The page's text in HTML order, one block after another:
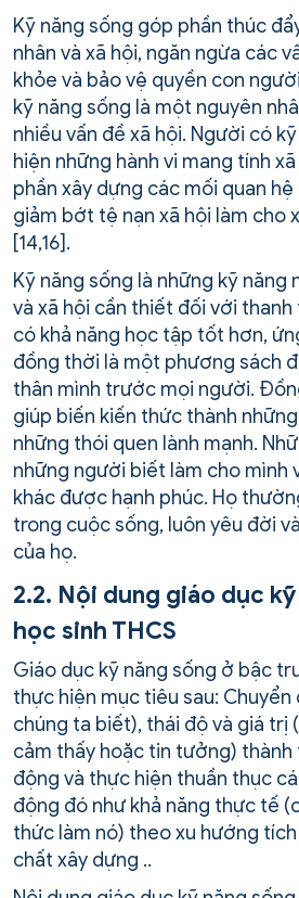
Kỹ năng sống góp phần thúc
nhân và xã hội, ngăn ngừa các
khỏe và bảo vệ quyền con
kỹ năng sống là một nguyên
nhiều vấn đề xã hội. Người có
hiện những hành vi mang tính
phần xây dựng các mối quan
giảm bớt tệ nạn xã hội làm cho
[14,16].
Kỹ năng sống là những kỹ năng
và xã hội cần thiết đối với
có khả năng học tập tốt hơn,
đồng thời là một phương sách
thân mình trước mọi người.
giúp biến kiến thức thành
những thói quen lành mạnh.
những người biết làm cho mình
khác được hạnh phúc. Họ
trong cuộc sống, luôn yêu đời
của họ.
2.2. Nội dung giáo dục
học sinh THCS
Giáo dục kỹ năng sống ở bậc
thực hiện mục tiêu sau:
chúng ta biết), thái độ và giá trị
cảm thấy hoặc tin tưởng) thành
động và thực hiện thuần thục
động đó như khả năng thực tế
thức làm nó) theo xu hướng
chất xây dựng ..